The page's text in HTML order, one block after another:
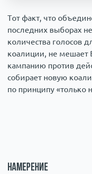
Армия
Тот факт, что
последних выборах
количества голосов
коалиции, не мешает
кампанию против
собирает новую
по принципу «только
Намерение